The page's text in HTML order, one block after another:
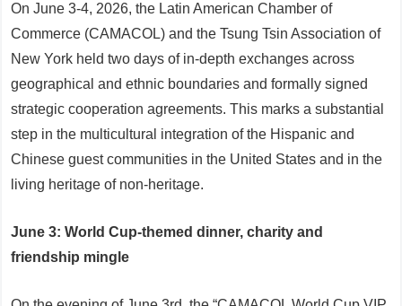
On June 3-4, 2026, the Latin American Chamber of
Commerce (CAMACOL) and the Tsung Tsin Association of
New York held two days of in-depth exchanges across
geographical and ethnic boundaries and formally signed
strategic cooperation agreements. This marks a substantial
step in the multicultural integration of the Hispanic and
Chinese guest communities in the United States and in the
living heritage of non-heritage.
June 3: World Cup-themed dinner, charity and
friendship mingle